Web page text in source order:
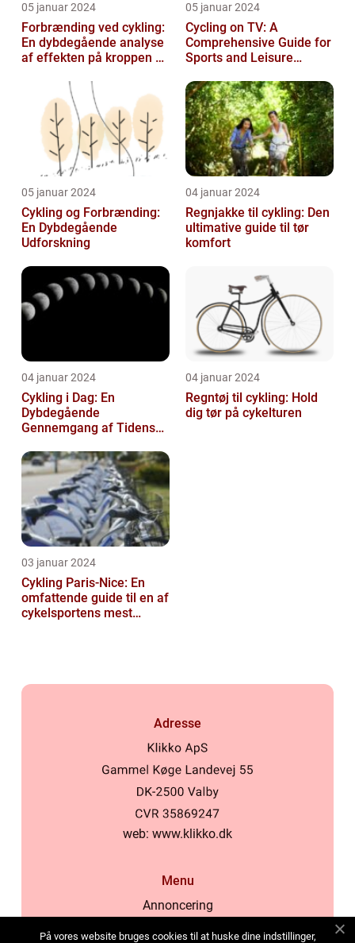
05 januar 2024
Forbrænding ved cykling:
En dybdegående analyse
af effekten på kroppen og
05 januar 2024
Cycling on TV: A
Comprehensive Guide for
Sports and Leisure
05 januar 2024
Cykling og Forbrænding:
En Dybdegående
Udforskning
04 januar 2024
Regnjakke til cykling: Den
ultimative guide til tør
komfort
04 januar 2024
Cykling i Dag: En
Dybdegående
Gennemgang af Tidens
04 januar 2024
Regntøj til cykling: Hold
dig tør på cykelturen
03 januar 2024
Cykling Paris-Nice: En
omfattende guide til en af
cykelsportens mest
Adresse
web: www.klikko.dk
Menu
Annoncering
På vores website bruges cookies til at huske dine indstillinger,